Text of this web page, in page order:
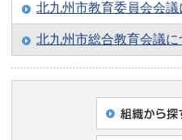
北九州市教育委員会会議
北九州市総合教育会議に